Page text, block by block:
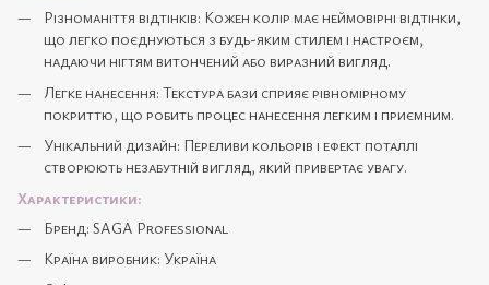
Різноманіття відтінків: Кожен колір має неймовірні відтінки,
що легко поєднуються з будь-яким стилем і настроєм,
надаючи нігтям витончений або виразний вигляд.
Легке нанесення: Текстура бази сприяє рівномірному
покриттю, що робить процес нанесення легким і приємним.
Унікальний дизайн: Переливи кольорів і ефект поталлі
створюють незабутній вигляд, який привертає увагу.
Характеристики:
Бренд: SAGA Professional
Країна виробник: Україна